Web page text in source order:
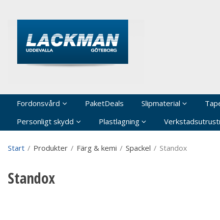
Fordonsvård PaketDeals Slipmaterial
Personligt skydd
Plastlagning
Start / Produkter / Färg & kemi / Spackel / Standox
Standox